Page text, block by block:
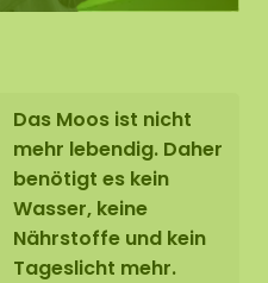
niedrigen
kann das Moos
wieder
weich.
speziellenECO-
zu bestellen ist
Das Moos ist nicht
mehr lebendig. Daher
benötigt es kein
Wasser, keine
Nährstoffe und kein
Tageslicht mehr.